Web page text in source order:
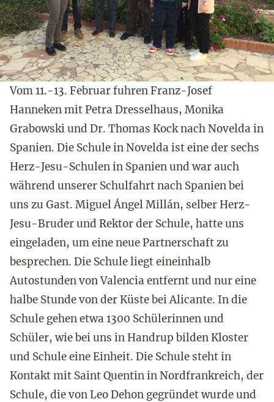
Vom 11.-13. Februar fuhren Franz-Josef
Hanneken mit Petra Dresselhaus, Monika
Grabowski und Dr. Thomas Kock nach Novelda in
Spanien. Die Schule in Novelda ist eine der sechs
Herz-Jesu-Schulen in Spanien und war auch
während unserer Schulfahrt nach Spanien bei
uns zu Gast. Miguel Ángel Millán, selber Herz-
Jesu-Bruder und Rektor der Schule, hatte uns
eingeladen, um eine neue Partnerschaft zu
besprechen. Die Schule liegt eineinhalb
Autostunden von Valencia entfernt und nur eine
halbe Stunde von der Küste bei Alicante. In die
Schule gehen etwa 1300 Schülerinnen und
Schüler, wie bei uns in Handrup bilden Kloster
und Schule eine Einheit. Die Schule steht in
Kontakt mit Saint Quentin in Nordfrankreich, der
Schule, die von Leo Dehon gegründet wurde und